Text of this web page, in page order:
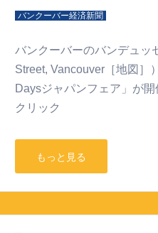
バンクーバー経済新聞
バンクーバーのバンデュッ
Street, Vancouver［地図］
Daysジャパンフェア」が
クリック
もっと見る